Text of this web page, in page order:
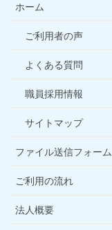
ホーム
ご利用者の声
よくある質問
職員採用情報
サイトマップ
ファイル送信フォーム
ご利用の流れ
法人概要